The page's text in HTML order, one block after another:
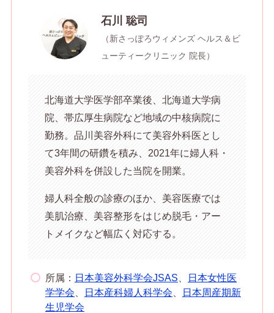
石川 聡司
（新さっぽろウィメンズ ヘルス＆ビ
ューティークリニック 院長）
北海道大学医学部卒業後、北海道大学病
院、帯広厚生病院など地域の中核病院に
勤務。品川美容外科にて美容外科医とし
て3年間の研鑽を積み、2021年に婦人科・
美容外科を併設した当院を開業。
婦人科全般の診療のほか、美容医療では
美肌治療、美容整形をはじめ脱毛・アー
トメイクなど幅広く対応する。
所属： 日本美容外科学会JSAS
日本女性医
学学会
日本産科婦人科学会
日本周産期新
生児学会